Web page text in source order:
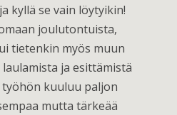
kyllä se vain löytyikin!
joulutontuista,
tietenkin myös muun
ja esittämistä
kuuluu paljon
mutta tärkeää